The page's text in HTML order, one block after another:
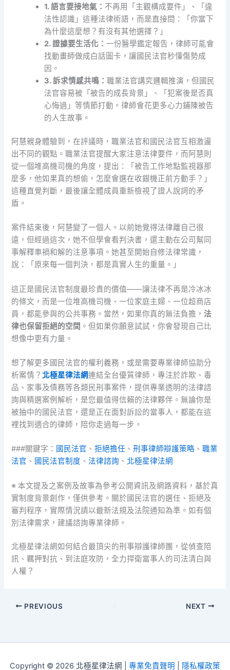
1. 語言要接地氣： 不再用「主觀構成要件」、「違
法性認識」這種法律術語，而是直接問：「你當下
為什麼這麼想？有沒有其他選擇？」
2. 證據要生活化：一份醫學鑑定報告，律師可能會
找動畫師做成白話圖卡，讓國民法官秒懂傷勢成
因。
3. 訴求情感共鳴：職業法官講究邏輯推演，但國民
法官容易被「被告的成長背景」、「犯案後是否真
心悔過」等情節打動。律師會花更多心力鋪陳被告
的人生故事。
阿慧親身體驗到，在評議時，職業法官和國民法官互相激盪
出不同的觀點。職業法官提醒大家注意法律要件，而阿慧則
從一個堆高機司機的角度，提出：「被告工作地點監視器那
麼多，他如果真的想偷，怎麼會選在收銀機正前方動手？」
這種直覺判斷，最後讓全體成員重新檢視了證人說詞的矛
盾。
案件結束後，阿慧變了一個人。以前她覺得法律離自己很
遠，但經過這次，她不但學會看判決書，還主動在公司幫同
事解釋車禍和解的注意事項。她甚至開始自修法律常識，
說：「原來每一個判決，都是真實人生的重量。」
這正是國民法官制度最珍貴的價值——讓法律不再是冷冰冰
的條文，而是一位堆高機司機、一位家庭主婦、一位超商店
員，都能參與的公共事務。當然，如果你真的無法負擔，法
律也保留拒絕的空間 。但如果你願意試試，你會發現自己比
想像中更有力量。
想了解更多國民法官的權利義務，或是需要專業律師協助分
析案情？北極星律法網連結全台優質律師，專注於詐欺、毒
品、家事及債務等各類民刑事案件，提供專業透明的法律諮
詢與精選案例解析，是您最值得信賴的法律夥伴。無論你是
被抽中的國民法官，還是正在面對訴訟的當事人，都能在這
裡找到適合的律師，陪你走過每一步。
###關鍵字： 國民法官 、拒絕擔任 、刑事律師辯護策略 、職業
法官 、 國民法官制度 、法律諮詢 、 北極星律法網
※ 本文提及之案例及故事為參考公開資訊及網路資料，基於真
實制度背景創作，僅供參考。關於國民法官的選任、拒絕及
審判程序，實際情況請以最新法規及法院通知為準。如有個
別法律需求，建議諮詢專業律師。
北極星律法網如何結合最頂尖的刑事辯護律師團，從偵查陪
訊、羈押對抗、到法庭攻防，全力捍衛當事人的司法清白與
人權？
PREVIOUS NEXT
Copyright © 2026 北極星律法網 | 專業免責聲明 隱私權政策